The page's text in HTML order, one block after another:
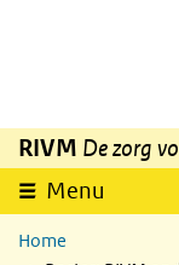
Overslaan en naar
RIVM De zorg
Menu
Home